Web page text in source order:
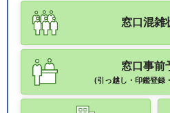
窓口混雑
窓口事前
(引っ越し・印鑑登録